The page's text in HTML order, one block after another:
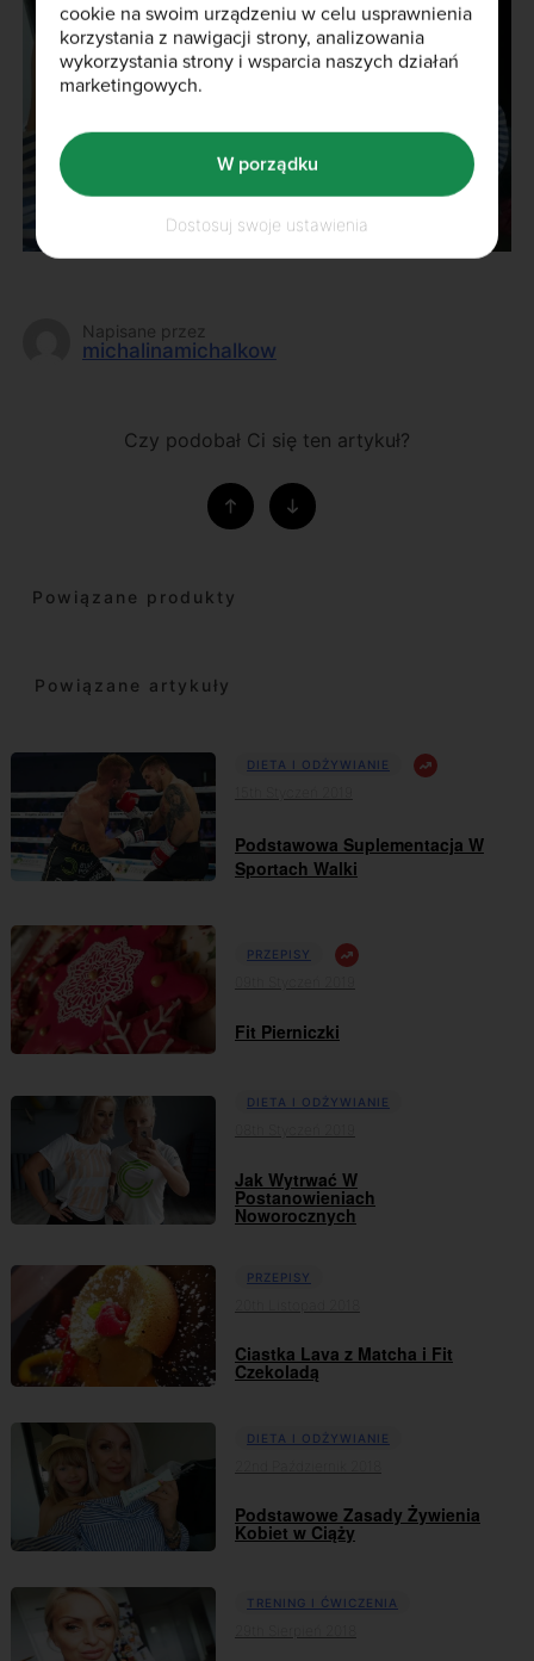
Napisane przez
michalinamichalkow
Czy podobał Ci się ten artykuł?
Powiązane produkty
Powiązane artykuły
DIETA I ODŻYWIANIE
Podstawowa Suplementacja W
Sportach Walki
PRZEPISY
Fit Pierniczki
DIETA I ODŻYWIANIE
Jak Wytrwać W
Postanowieniach
Noworocznych
PRZEPISY
Ciastka Lava z Matcha i Fit
Czekoladą
DIETA I ODŻYWIANIE
Podstawowe Zasady Żywienia
Kobiet w Ciąży
TRENING I ĆWICZENIA
cookie na swoim urządzeniu w celu usprawnienia
korzystania z nawigacji strony, analizowania
wykorzystania strony i wsparcia naszych działań
marketingowych.
Dostosuj swoje ustawienia
W porządku